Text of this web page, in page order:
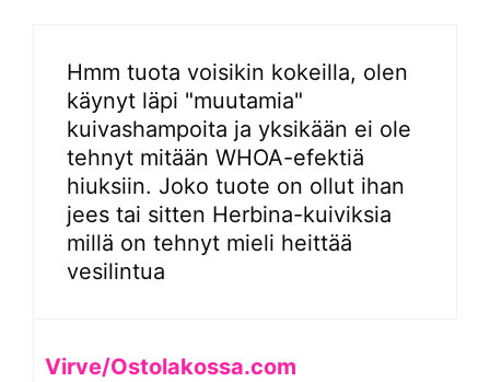
Hmm tuota voisikin kokeilla, olen
käynyt läpi "muutamia"
kuivashampoita ja yksikään ei ole
tehnyt mitään WHOA-efektiä
hiuksiin. Joko tuote on ollut ihan
jees tai sitten Herbina-kuiviksia
millä on tehnyt mieli heittää
vesilintua
Virve/Ostolakossa.com